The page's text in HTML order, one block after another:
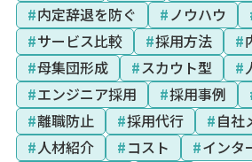
#内定辞退を防ぐ #ノウハウ
#サービス比較 #採用方法 #
#母集団形成 #スカウト型 #
#エンジニア採用 #採用事例
#離職防止 #採用代行 #自社
#人材紹介 #コスト #インタ